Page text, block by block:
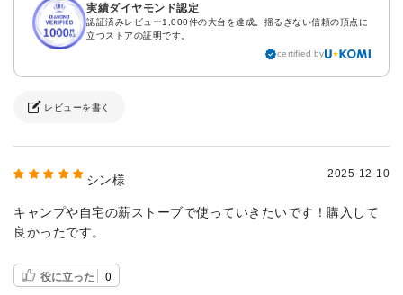
実績ダイヤモンド認定
認証済みレビュー1,000件の大台を達成。揺るぎない信頼の頂点に
立つストアの証明です。
certified by
レビューを書く
シン様 2025-12-10
キャンプや自宅の薪ストーブで使っていきたいです！購入して
良かったです。
役に立った 0